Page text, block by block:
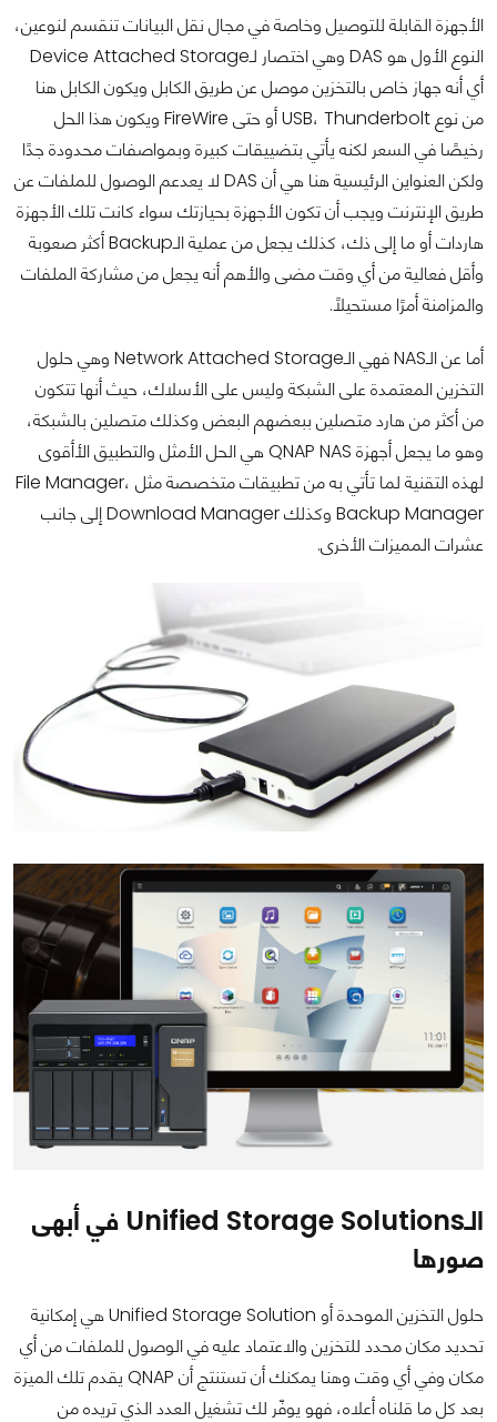
الأجهزة القابلة للتوصيل وخاصة في مجال نقل البيانات تنقسم لنوعين،
النوع الأول هو DAS وهي اختصار لـDevice Attached Storage
أي أنه جهاز خاص بالتخزين موصل عن طريق الكابل ويكون الكابل هنا
من نوع USB، Thunderbolt أو حتى FireWire ويكون هذا الحل
رخيصًا في السعر لكنه يأتي بتضييقات كبيرة وبمواصفات محدودة جدًا
ولكن العنواين الرئيسية هنا هي أن DAS لا يعدعم الوصول للملفات عن
طريق الإنترنت ويجب أن تكون الأجهزة بحيازتك سواء كانت تلك الأجهزة
هاردات أو ما إلى ذك، كذلك يجعل من عملية الـBackup أكثر صعوبة
وأقل فعالية من أي وقت مضى والأهم أنه يجعل من مشاركة الملفات
والمزامنة أمرًا مستحيلًا.
أما عن الـNAS فهي الـNetwork Attached Storage وهي حلول
التخزين المعتمدة على الشبكة وليس على الأسلاك، حيث أنها تتكون
من أكثر من هارد متصلين ببعضهم البعض وكذلك متصلين بالشبكة،
وهو ما يجعل أجهزة QNAP NAS هي الحل الأمثل والتطبيق الأأقوى
لهذه التقنية لما تأتي به من تطبيقات متخصصة مثل File Manager،
Backup Manager وكذلك Download Manager إلى جانب
عشرات المميزات الأخرى.
الـUnified Storage Solutions في أبهى
صورها
حلول التخزين الموحدة أو Unified Storage Solution هي إمكانية
تحديد مكان محدد للتخزين والاعتماد عليه في الوصول للملفات من أي
مكان وفي أي وقت وهنا يمكنك أن تستنتج أن QNAP يقدم تلك الميزة
بعد كل ما قلناه أعلاه، فهو يوفّر لك تشغيل العدد الذي تريده من